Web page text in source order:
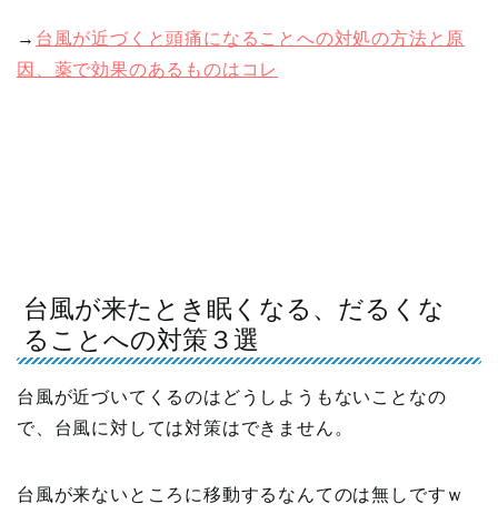
→ 台風が近づくと頭痛になることへの対処の方法と原
因、薬で効果のあるものはコレ
台風が来たとき眠くなる、だるくな
ることへの対策３選
台風が近づいてくるのはどうしようもないことなの
で、台風に対しては対策はできません。
台風が来ないところに移動するなんてのは無しですｗ